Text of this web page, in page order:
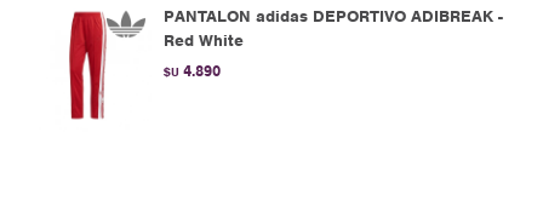
PANTALON adidas DEPORTIVO ADIBREAK -
Red White
$U 4.890